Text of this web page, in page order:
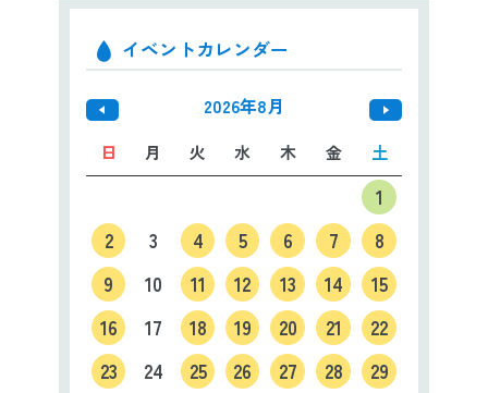
イベントカレンダー
2026年8月
日 月 火 水 木 金 土
1
2
3 4 5 6 7
8
9
10 11 12 13 14
15
16
17 18 19 20 21
22
23
24 25 26 27 28
29